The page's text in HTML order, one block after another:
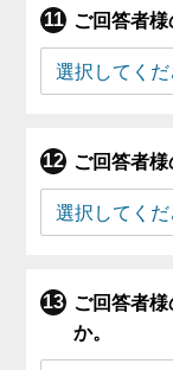
ご回答者様
ご回答者様
ご回答者
か。